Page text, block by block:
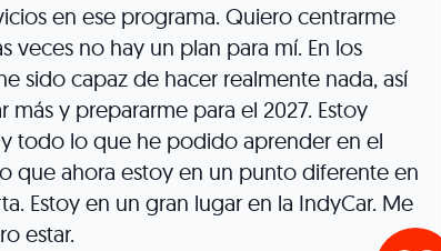
en ese programa. Quiero centrarme
veces no hay un plan para mí. En los
sido capaz de hacer realmente nada, así
y prepararme para el 2027. Estoy
todo lo que he podido aprender en el
que ahora estoy en un punto diferente en
Estoy en un gran lugar en la IndyCar. Me
estar.